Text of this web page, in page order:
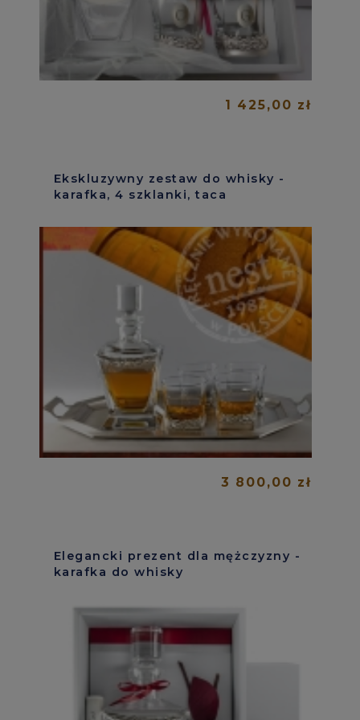
1 425,00 zł
Ekskluzywny zestaw do whisky -
karafka, 4 szklanki, taca
3 800,00 zł
Elegancki prezent dla mężczyzny -
karafka do whisky